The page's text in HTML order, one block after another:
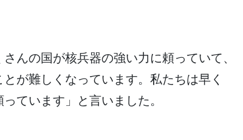
さんの国が核兵器の強い力 に頼っていて、
とが難しくなっています。 私たちは早 く
っています」と言いました。